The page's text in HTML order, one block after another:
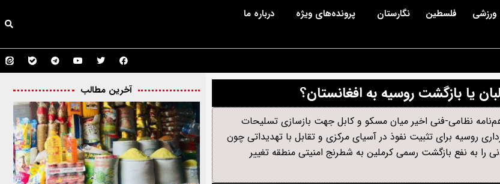
ورزشی فلسطین نگارستان پرونده‌های ویژه درباره ما
یا بازگشت روسیه به افغانستان؟
نظامی-فنی اخیر میان مسکو و کابل جهت بازسازی تسلیحات
روسیه برای تثبیت نفوذ در آسیای مرکزی و تقابل با تهدیداتی چون
به نفع بازگشت رسمی کرملین به شطرنج امنیتی منطقه تغییر
آخرین مطالب